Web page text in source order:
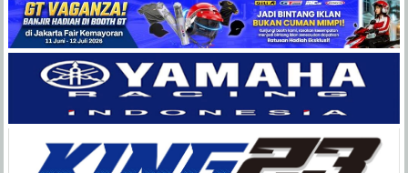
Balap
Paling
Lengkap